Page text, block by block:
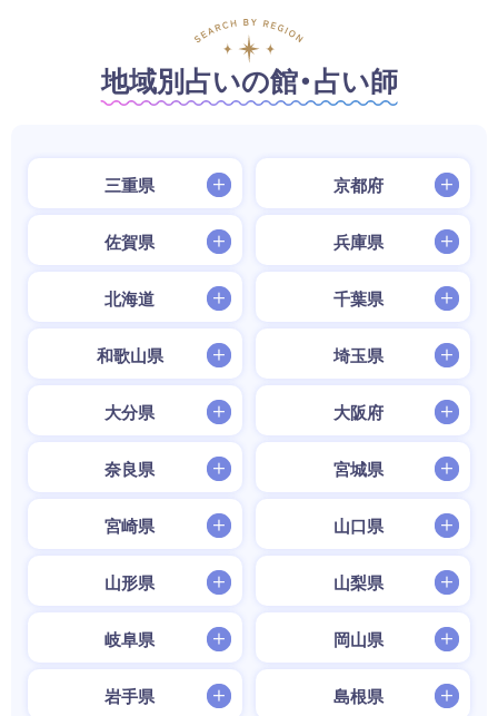
地域別占いの館・占い師
三重県 京都府
佐賀県 兵庫県
北海道 千葉県
和歌山県 埼玉県
大分県 大阪府
奈良県 宮城県
宮崎県 山口県
山形県 山梨県
岐阜県 岡山県
岩手県 島根県